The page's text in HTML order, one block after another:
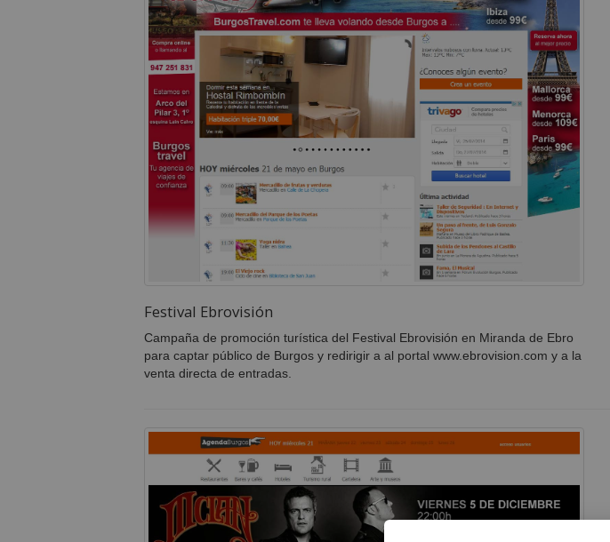
Festival Ebrovisión
Campaña de promoción turística del Festival Ebrovisión en Miranda de Ebro
para captar público de Burgos y redirigir a al portal www.ebrovision.com y a la
venta directa de entradas.